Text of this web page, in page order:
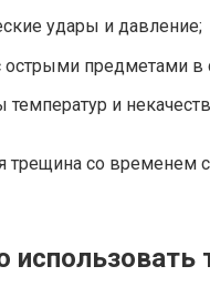
удары и давление;
острыми предметами в
температур и
со временем